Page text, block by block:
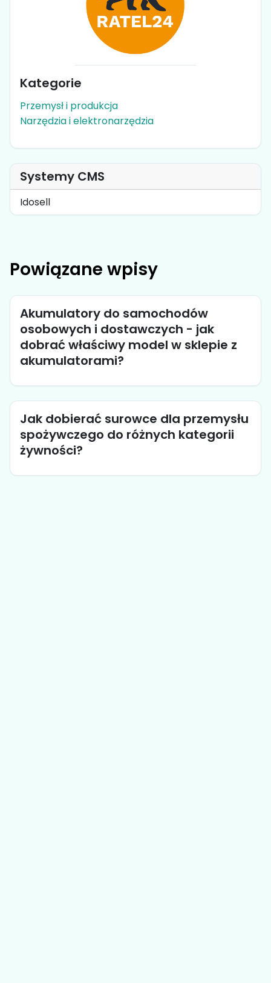
Kategorie
Przemysł i produkcja
Narzędzia i elektronarzędzia
Systemy CMS
Idosell
Powiązane wpisy
Akumulatory do samochodów
osobowych i dostawczych - jak
dobrać właściwy model w sklepie z
akumulatorami?
Jak dobierać surowce dla przemysłu
spożywczego do różnych kategorii
żywności?